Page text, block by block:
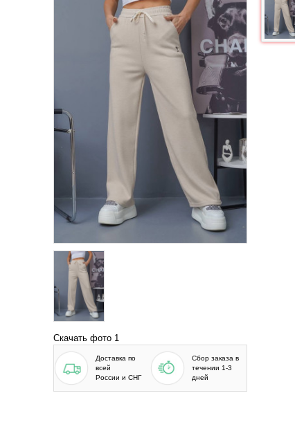
Скачать фото 1
Доставка по
всей
России и СНГ
Сбор заказа в
течении 1-3
дней